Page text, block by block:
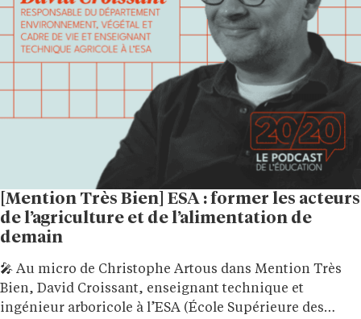
[Mention Très Bien] ESA : former les acteurs
de l’agriculture et de l’alimentation de
demain
🎤 Au micro de Christophe Artous dans Mention Très
Bien, David Croissant, enseignant technique et
ingénieur arboricole à l’ESA (École Supérieure des